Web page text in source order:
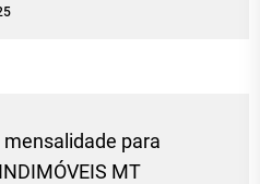
mensalidade para
MT